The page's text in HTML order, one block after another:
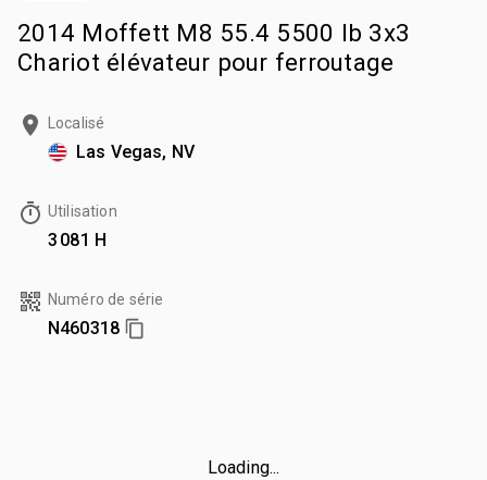
2014 Moffett M8 55.4 5500 lb 3x3
Chariot élévateur pour ferroutage
Localisé
Las Vegas, NV
Utilisation
3 081 H
Numéro de série
N460318
Loading...